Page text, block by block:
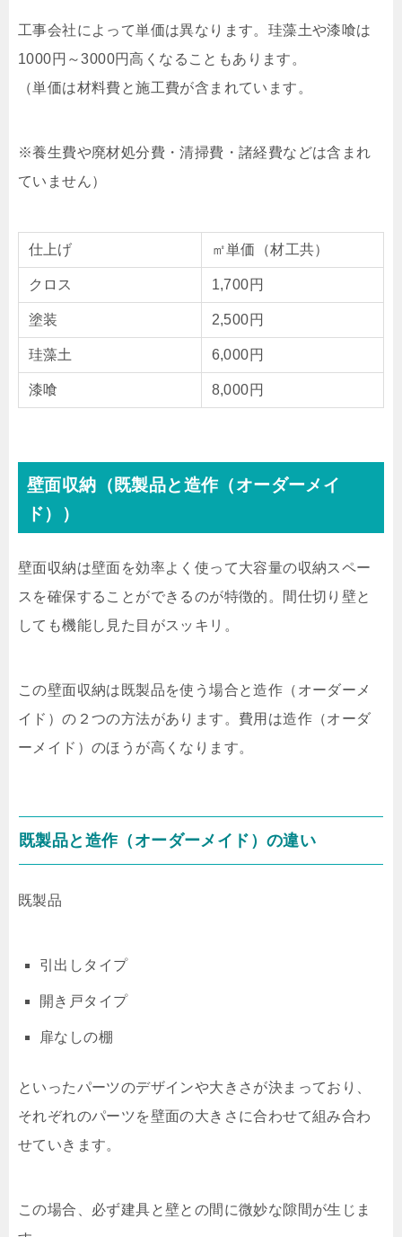
工事会社によって単価は異なります。珪藻土や漆喰は
1000円～3000円高くなることもあります。
（単価は材料費と施工費が含まれています。
※養生費や廃材処分費・清掃費・諸経費などは含まれ
ていません）
仕上げ ㎡単価（材工共）
クロス 1,700円
塗装 2,500円
珪藻土 6,000円
漆喰 8,000円
壁面収納（既製品と造作（オーダーメイ
ド））
壁面収納は壁面を効率よく使って大容量の収納スペー
スを確保することができるのが特徴的。間仕切り壁と
しても機能し見た目がスッキリ。
この壁面収納は既製品を使う場合と造作（オーダーメ
イド）の２つの方法があります。費用は造作（オーダ
ーメイド）のほうが高くなります。
既製品と造作（オーダーメイド）の違い
既製品
引出しタイプ
開き戸タイプ
扉なしの棚
といったパーツのデザインや大きさが決まっており、
それぞれのパーツを壁面の大きさに合わせて組み合わ
せていきます。
この場合、必ず建具と壁との間に微妙な隙間が生じま